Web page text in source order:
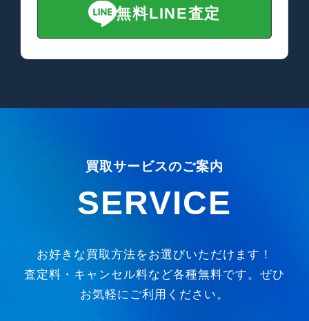
無料LINE査定
買取サービスのご案内
SERVICE
お好きな買取方法をお選びいただけます！
査定料・キャンセル料など各種無料です。ぜひ
お気軽にご利用ください。